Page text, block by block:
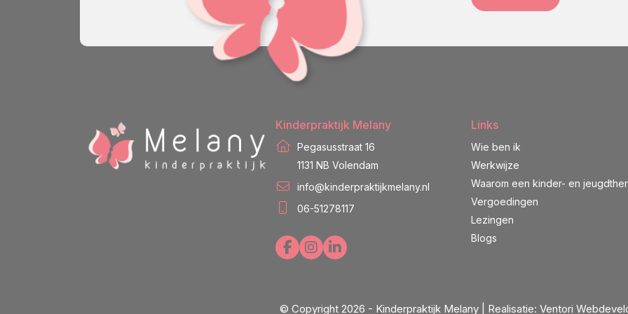
Kinderpraktijk Melany
Pegasusstraat 16
1131 NB Volendam
info@kinderpraktijkmelany.nl
06-51278117
Links
Wie ben ik
Werkwijze
Waarom een kinder- en
Vergoedingen
Lezingen
Blogs
© Copyright 2026 - Kinderpraktijk Melany | Realisatie: Ventori